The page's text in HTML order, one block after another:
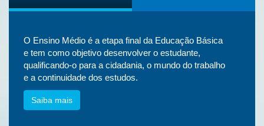
O Ensino Médio é a etapa final da Educação Básica
e tem como objetivo desenvolver o estudante,
qualificando-o para a cidadania, o mundo do trabalho
e a continuidade dos estudos.
Saiba mais